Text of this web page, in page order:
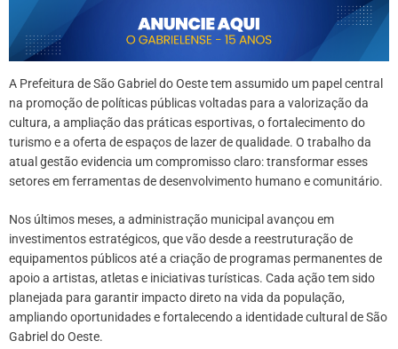
A Prefeitura de São Gabriel do Oeste tem assumido um papel central
na promoção de políticas públicas voltadas para a valorização da
cultura, a ampliação das práticas esportivas, o fortalecimento do
turismo e a oferta de espaços de lazer de qualidade. O trabalho da
atual gestão evidencia um compromisso claro: transformar esses
setores em ferramentas de desenvolvimento humano e comunitário.
Nos últimos meses, a administração municipal avançou em
investimentos estratégicos, que vão desde a reestruturação de
equipamentos públicos até a criação de programas permanentes de
apoio a artistas, atletas e iniciativas turísticas. Cada ação tem sido
planejada para garantir impacto direto na vida da população,
ampliando oportunidades e fortalecendo a identidade cultural de São
Gabriel do Oeste.